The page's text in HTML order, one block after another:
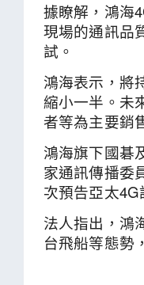
據瞭解，鴻海
現場的通訊品
試。
鴻海表示，將
縮小一半。未
者等為主要銷
鴻海旗下國碁
家通訊傳播委
次預告亞太
法人指出，鴻
台飛船等態勢